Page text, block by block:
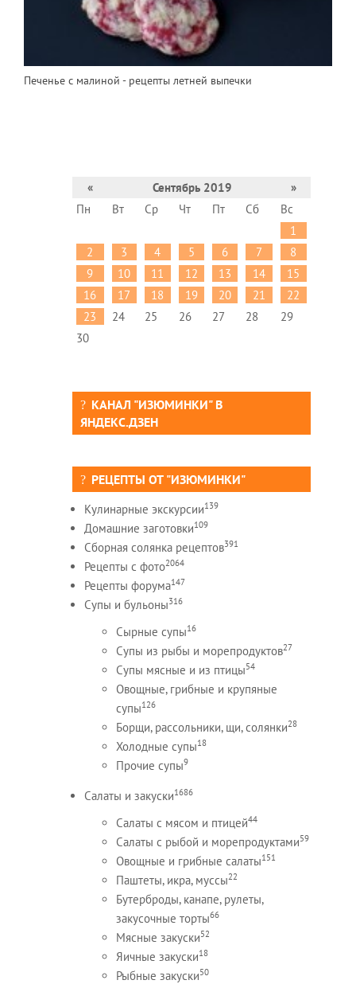
Печенье с малиной - рецепты летней выпечки
« Сентябрь 2019
»
Пн
Вт Ср Чт Пт Сб
Вс
1
2
3 4 5 6 7
8
9
10 11 12 13 14
15
16
17 18 19 20 21
22
23
24 25 26 27 28
29
30
КАНАЛ "ИЗЮМИНКИ" В
ЯНДЕКС.ДЗЕН
РЕЦЕПТЫ ОТ "ИЗЮМИНКИ"
Кулинарные экскурсии139
Домашние заготовки109
Сборная солянка рецептов391
Рецепты c фото2064
Рецепты форума147
Супы и бульоны316
Сырные супы16
Супы из рыбы и морепродуктов27
Супы мясные и из птицы54
Овощные, грибные и крупяные
супы126
Борщи, рассольники, щи, солянки28
Холодные супы18
Прочие супы9
Салаты и закуски1686
Салаты с мясом и птицей44
Салаты с рыбой и морепродуктами59
Овощные и грибные салаты151
Паштеты, икра, муссы22
Бутерброды, канапе, рулеты,
закусочные торты66
Мясные закуски52
Яичные закуски18
Рыбные закуски50